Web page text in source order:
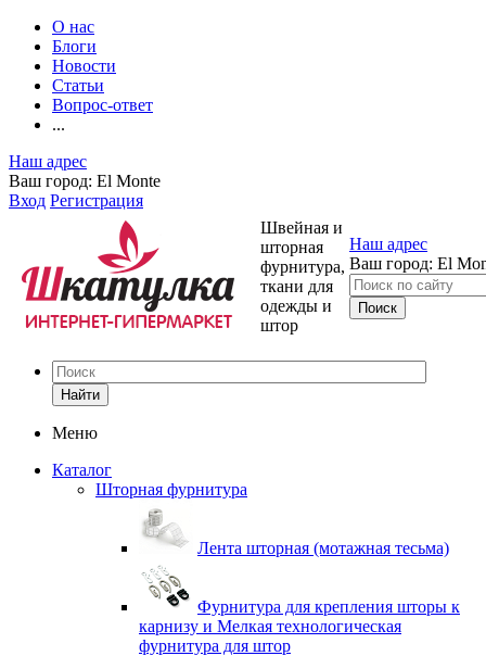
О нас
Блоги
Новости
Статьи
Вопрос-ответ
...
Наш адрес
Ваш город: El Monte
Вход Регистрация
Швейная и
шторная
фурнитура,
ткани для
одежды и
штор
Наш адрес
Ваш город: El
Найти
Меню
Каталог
Шторная фурнитура
Лента шторная (мотажная тесьма)
Фурнитура для крепления шторы к
карнизу и Мелкая технологическая
фурнитура для штор